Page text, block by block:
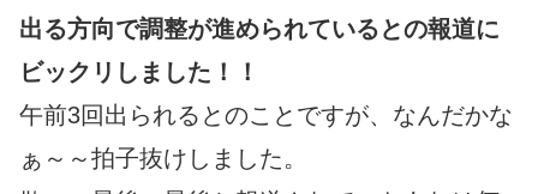
出る方向で調整が進められているとの報道に
ビックリしました！！
午前3回出られるとのことですが、なんだかな
ぁ～～拍子抜けしました。